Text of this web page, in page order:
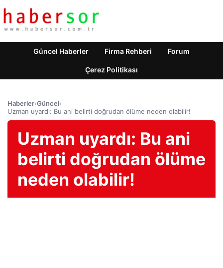
Güncel Haberler Firma Rehberi Forum
Çerez Politikası
Haberler›Güncel›
Uzman uyardı: Bu ani belirti doğrudan ölüme neden olabilir!
Uzman uyardı: Bu ani
belirti doğrudan ölüme
neden olabilir!